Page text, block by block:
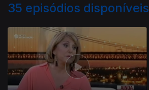
35 episódios disponíveis